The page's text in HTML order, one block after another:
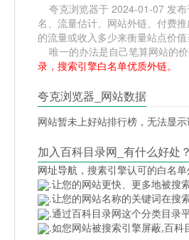
夸克浏览器于 2024-01-07 发布
名、流量估计、网站外链、付费
的流量或收入多少来衡量站点价值
唯一的办法是自己笔算网站的
录，搜索引擎白名单优质外链。
夸克浏览器_网站数据
网站暂未上好站排行榜，无法显示
加入百科目录网_有什么好处？
网址导航 ，搜素引擎认可的白名
.让您的网站更快、更多地被搜
.让您的网站名称的关键词在搜
.通过百科目录网这个分类目录
.如您网站被搜索引擎屏蔽,百